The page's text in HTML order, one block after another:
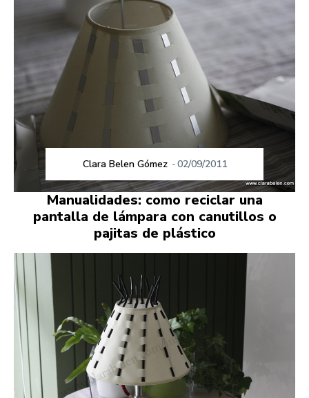
Clara Belen Gómez -02/09/2011
Manualidades: como reciclar una
pantalla de lámpara con canutillos o
pajitas de plástico